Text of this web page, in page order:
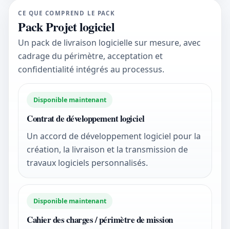
CE QUE COMPREND LE PACK
Pack Projet logiciel
Un pack de livraison logicielle sur mesure, avec
cadrage du périmètre, acceptation et
confidentialité intégrés au processus.
Disponible maintenant
Contrat de développement logiciel
Un accord de développement logiciel pour la
création, la livraison et la transmission de
travaux logiciels personnalisés.
Disponible maintenant
Cahier des charges / périmètre de mission